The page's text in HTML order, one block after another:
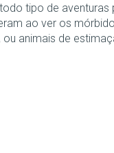
tipo de
ao ver os
ou animais de